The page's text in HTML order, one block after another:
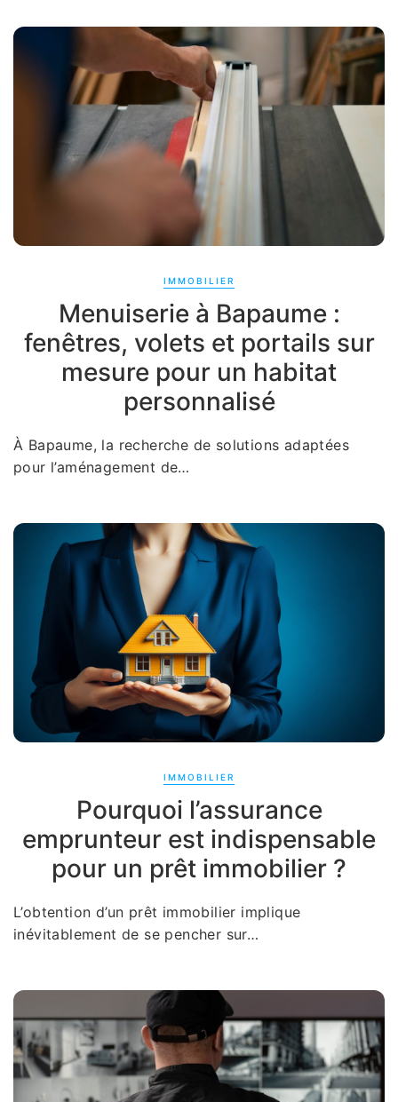
IMMOBILIER
Menuiserie à Bapaume :
fenêtres, volets et portails sur
mesure pour un habitat
personnalisé
À Bapaume, la recherche de solutions adaptées
pour l’aménagement de…
IMMOBILIER
Pourquoi l’assurance
emprunteur est indispensable
pour un prêt immobilier ?
L’obtention d’un prêt immobilier implique
inévitablement de se pencher sur…